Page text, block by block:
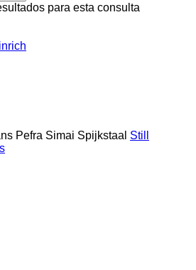
para esta consulta
Pefra Simai Spijkstaal Still